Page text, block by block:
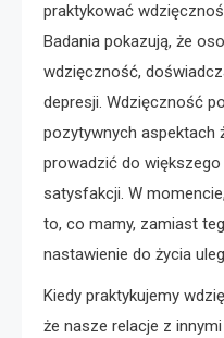
praktykować
Badania pokazują, że
wdzięczność,
depresji. Wdzięczność
pozytywnych aspektach
prowadzić do
satysfakcji. W
to, co mamy, zamiast
nastawienie do życia
Kiedy praktykujemy
że nasze relacje z